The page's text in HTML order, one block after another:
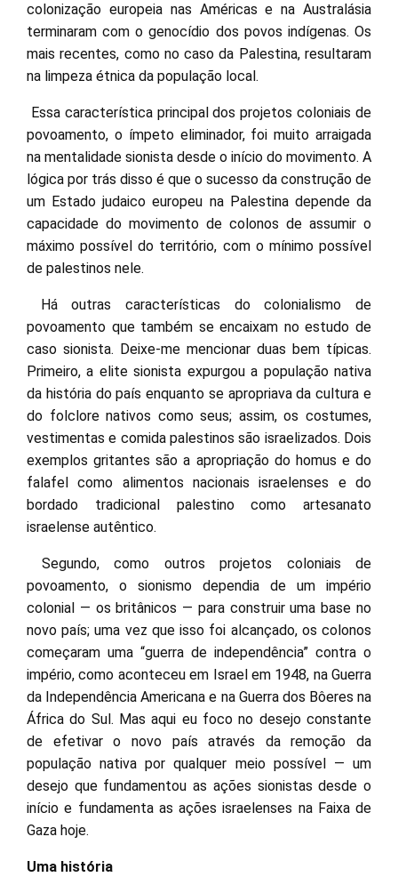
colonização europeia nas Américas e na Australásia
terminaram com o genocídio dos povos indígenas. Os
mais recentes, como no caso da Palestina, resultaram
na limpeza étnica da população local.
Essa característica principal dos projetos coloniais de
povoamento, o ímpeto eliminador, foi muito arraigada
na mentalidade sionista desde o início do movimento. A
lógica por trás disso é que o sucesso da construção de
um Estado judaico europeu na Palestina depende da
capacidade do movimento de colonos de assumir o
máximo possível do território, com o mínimo possível
de palestinos nele.
Há outras características do colonialismo de
povoamento que também se encaixam no estudo de
caso sionista. Deixe-me mencionar duas bem típicas.
Primeiro, a elite sionista expurgou a população nativa
da história do país enquanto se apropriava da cultura e
do folclore nativos como seus; assim, os costumes,
vestimentas e comida palestinos são israelizados. Dois
exemplos gritantes são a apropriação do homus e do
falafel como alimentos nacionais israelenses e do
bordado tradicional palestino como artesanato
israelense autêntico.
Segundo, como outros projetos coloniais de
povoamento, o sionismo dependia de um império
colonial — os britânicos — para construir uma base no
novo país; uma vez que isso foi alcançado, os colonos
começaram uma “guerra de independência” contra o
império, como aconteceu em Israel em 1948, na Guerra
da Independência Americana e na Guerra dos Bôeres na
África do Sul. Mas aqui eu foco no desejo constante
de efetivar o novo país através da remoção da
população nativa por qualquer meio possível — um
desejo que fundamentou as ações sionistas desde o
início e fundamenta as ações israelenses na Faixa de
Gaza hoje.
Uma história